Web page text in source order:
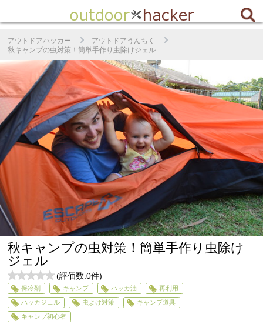
アウトドアハッカー
アウトドアうんちく
秋キャンプの虫対策！簡単手作り虫除けジェル
秋キャンプの虫対策！簡単手作り虫除け
ジェル
0
5
(評価数:0件)
保冷剤 キャンプ ハッカ油
再利用
ハッカジェル
虫よけ対策
キャンプ道具
キャンプ初心者